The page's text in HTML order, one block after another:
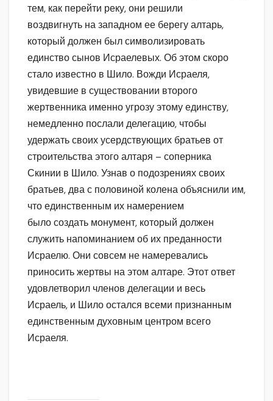
тем, как перейти реку, они решили
воздвигнуть на западном ее берегу алтарь,
который должен был символизировать
единство сынов Исраелевых. Об этом скоро
стало известно в Шило. Вожди Исраеля,
увидевшие в существовании второго
жертвенника именно угрозу этому единству,
немедленно послали делегацию, чтобы
удержать своих усердствующих братьев от
строительства этого алтаря – соперника
Скинии в Шило. Узнав о подозрениях своих
братьев, два с половиной колена объяснили им,
что единственным их намерением
было создать монумент, который должен
служить напоминанием об их преданности
Исраелю. Они совсем не намеревались
приносить жертвы на этом алтаре. Этот ответ
удовлетворил членов делегации и весь
Исраель, и Шило остался всеми признанным
единственным духовным центром всего
Исраеля.